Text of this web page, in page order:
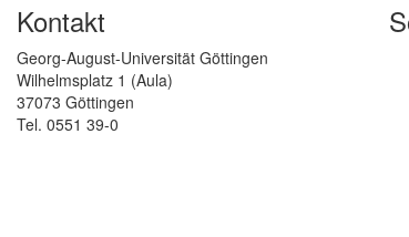
Kontakt
Georg-August-Universität Göttingen
Wilhelmsplatz 1 (Aula)
37073 Göttingen
Tel. 0551 39-0